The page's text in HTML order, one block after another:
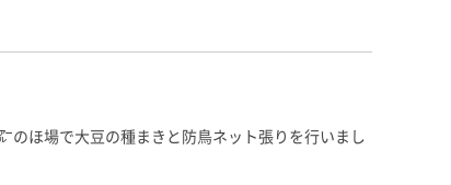
のほ場で大豆の種まきと防鳥ネット張りを行いまし